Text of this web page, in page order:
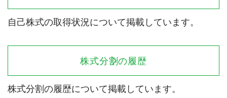
自己株式の取得状況について掲載しています。
株式分割の履歴
株式分割の履歴について掲載しています。